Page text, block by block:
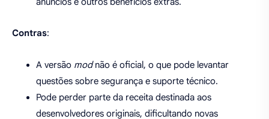
Contras:
A versão modnão é oficial, o que pode levantar
questões sobre segurança e suporte técnico.
Pode perder parte da receita destinada aos
desenvolvedores originais, dificultando novas